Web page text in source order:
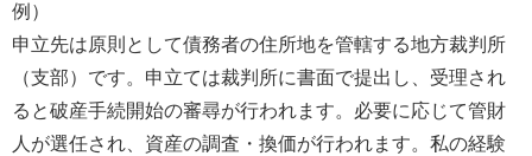
例）
申立先は原則として債務者の住所地を管轄する地方裁判所
（支部）です。申立ては裁判所に書面で提出し、受理され
ると破産手続開始の審尋が行われます。必要に応じて管財
人が選任され、資産の調査・換価が行われます。私の経験